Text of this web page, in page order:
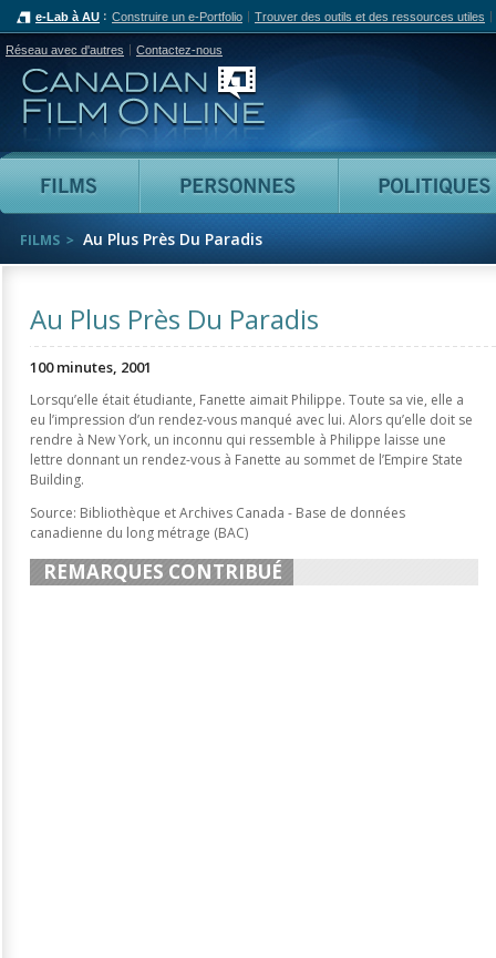
e-Lab à AU Construire un e-Portfolio Trouver des outils et des ressources utiles
Réseau avec d'autres Contactez-nous
Canadian Film Online
Films Personnes
FILMS Au Plus Près Du Paradis
Au Plus Près Du Paradis
100 minutes, 2001
Lorsqu’elle était étudiante, Fanette aimait Philippe. Toute sa vie, elle a
eu l’impression d’un rendez-vous manqué avec lui. Alors qu’elle doit se
rendre à New York, un inconnu qui ressemble à Philippe laisse une
lettre donnant un rendez-vous à Fanette au sommet de l’Empire State
Building.
Source: Bibliothèque et Archives Canada - Base de données
canadienne du long métrage (BAC)
REMARQUES CONTRIBUÉ